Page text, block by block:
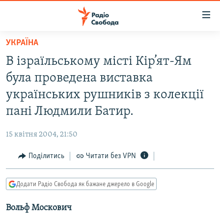
Перейти
основного
матеріалу
Перейти
до
основної
Перейти
пошуку
ВСЕ ЗА ДОБУ
СТАТТІ
ПОЛІТИКА
КУЛЬТУРА
СПОРТ
СВІТ
ВІЙНА
ДОНБАС.РЕАЛІЇ
КРИМ.РЕАЛІЇ
ТИ ЯК?
КИТАЙ.ВИКЛИКИ
УКРАЇНА
В ізраїльському місті Кір’ят-Ям
була проведена виставка
українських рушників з колекції
пані Людмили Батир.
15 квітня 2004, 21:50
Поділитись Читати без VPN
Додати Радіо Свобода як бажане джерело в Google
Вольф Москович